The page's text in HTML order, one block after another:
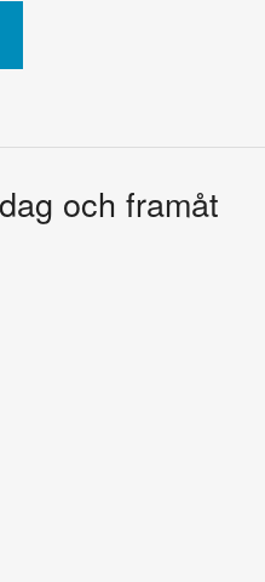
och framåt